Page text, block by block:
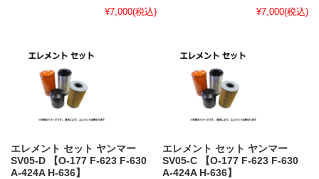
¥7,000(税込)
¥7,000(税込)
エレメント セット ヤンマー
SV05-D 【O-177 F-623 F-630
A-424A H-636】
エレメント セット ヤンマー
SV05-C 【O-177 F-623 F-630
A-424A H-636】